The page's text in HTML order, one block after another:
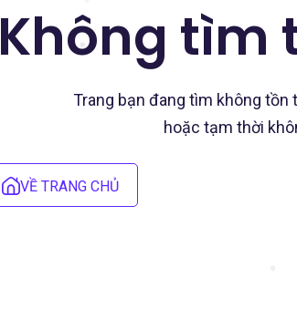
Không tìm
Trang bạn đang tìm không tồn
hoặc tạm thời
VỀ TRANG CHỦ